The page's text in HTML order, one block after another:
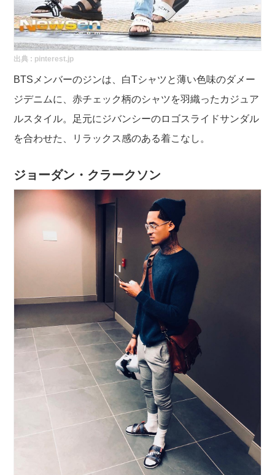
出典 : pinterest.jp
BTSメンバーのジンは、白Tシャツと薄い色味のダメー
ジデニムに、赤チェック柄のシャツを羽織ったカジュア
ルスタイル。足元にジバンシーのロゴスライドサンダル
を合わせた、リラックス感のある着こなし。
ジョーダン・クラークソン